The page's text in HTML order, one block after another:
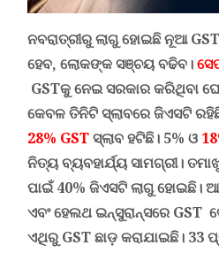
ନବରାତ୍ରୀରୁ ଲାଗୁ ହୋଇଛି ନୂଆ
ହେବ, ଲୋକଙ୍କ ସଞ୍ଚୟ ବଢିବ।
GSTକୁ ନେଇ ସରକାର କରିଥିବା
କେବଳ ତିନିଟି ସ୍ଲାବରେ ଜିଏସଟି
28% GST ସ୍ଲାବ ହଟିଛି। 5% ଓ
ନିତ୍ୟ ବ୍ୟବହାର୍ଯ୍ୟ ସାମଗ୍ରୀ।
ପାଇଁ 40% ଜିଏସଟି ଲାଗୁ ହୋଇଛି।
ଏବଂ ହେଲଥ ଇନ୍ସୁରାନ୍ସରେ GST
ଏଥିରୁ GST ଛାଡ଼ କରାଯାଇଛି। 33